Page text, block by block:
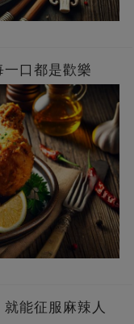
口都是歡樂
能征服麻辣人